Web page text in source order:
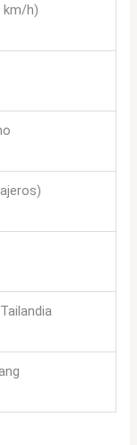
km/h)